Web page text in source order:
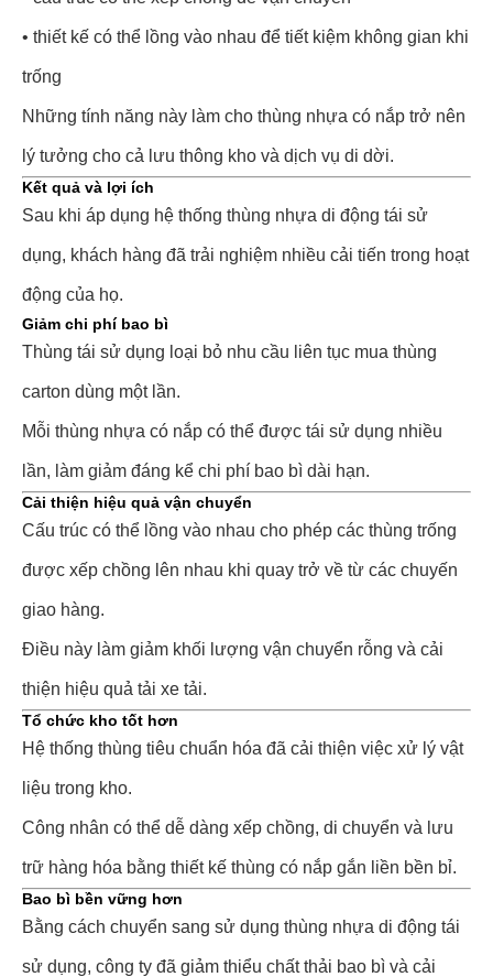
• thiết kế có thể lồng vào nhau để tiết kiệm không gian khi
trống
Những tính năng này làm cho thùng nhựa có nắp trở nên
lý tưởng cho cả lưu thông kho và dịch vụ di dời.
Kết quả và lợi ích
Sau khi áp dụng hệ thống thùng nhựa di động tái sử
dụng, khách hàng đã trải nghiệm nhiều cải tiến trong hoạt
động của họ.
Giảm chi phí bao bì
Thùng tái sử dụng loại bỏ nhu cầu liên tục mua thùng
carton dùng một lần.
Mỗi thùng nhựa có nắp có thể được tái sử dụng nhiều
lần, làm giảm đáng kể chi phí bao bì dài hạn.
Cải thiện hiệu quả vận chuyển
Cấu trúc có thể lồng vào nhau cho phép các thùng trống
được xếp chồng lên nhau khi quay trở về từ các chuyến
giao hàng.
Điều này làm giảm khối lượng vận chuyển rỗng và cải
thiện hiệu quả tải xe tải.
Tổ chức kho tốt hơn
Hệ thống thùng tiêu chuẩn hóa đã cải thiện việc xử lý vật
liệu trong kho.
Công nhân có thể dễ dàng xếp chồng, di chuyển và lưu
trữ hàng hóa bằng thiết kế thùng có nắp gắn liền bền bỉ.
Bao bì bền vững hơn
Bằng cách chuyển sang sử dụng thùng nhựa di động tái
sử dụng, công ty đã giảm thiểu chất thải bao bì và cải